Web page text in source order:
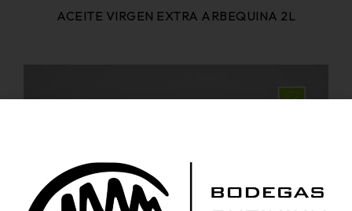
ACEITE VIRGEN EXTRA ARBEQUINA 2L